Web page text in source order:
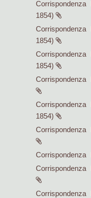
Corrispondenza
1854)
Corrispondenza
1854)
Corrispondenza
1854)
Corrispondenza
Corrispondenza
1854)
Corrispondenza
Corrispondenza
Corrispondenza
Corrispondenza